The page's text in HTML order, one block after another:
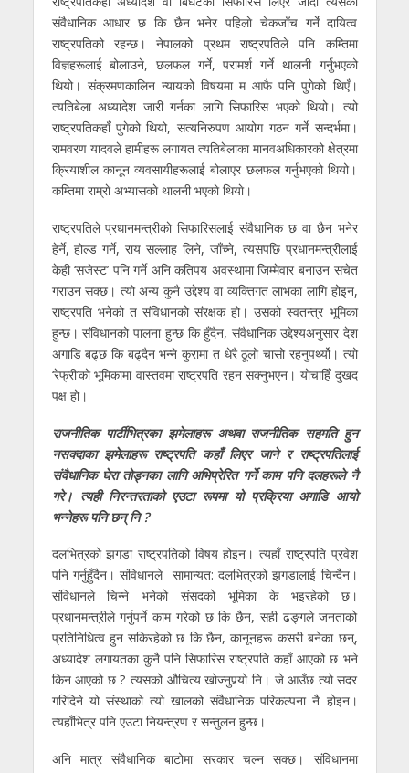
संवैधानिक आधार छ कि छैन भनेर पहिलाे चेकजाँच गर्ने दायित्व
राष्ट्रपतिको रहन्छ। नेपालको प्रथम राष्ट्रपतिले पनि कम्तिमा
विज्ञहरूलाई बोलाउने, छलफल गर्ने, परामर्श गर्ने थालनी गर्नुभएको
थियो। संक्रमणकालिन न्यायको विषयमा म आफै पनि पुगेको थिएँ।
त्यतिबेला अध्यादेश जारी गर्नका लागि सिफारिस भएको थियो। त्यो
राष्ट्रपतिकहाँ पुगेको थियो, सत्यनिरुपण आयोग गठन गर्ने सन्दर्भमा।
रामवरण यादवले हामीहरू लगायत त्यतिबेलाका मानवअधिकारको क्षेत्रमा
क्रियाशील कानून व्यवसायीहरूलाई बोलाएर छलफल गर्नुभएको थियो।
कम्तिमा राम्राे अभ्यासकाे थालनी भएकाे थियाे।
राष्ट्रपतिले प्रधानमन्त्रीकाे सिफारिसलाई संवैधानिक छ वा छैन भनेर
हेर्ने, होल्ड गर्ने, राय सल्लाह लिने, जाँच्ने, त्यसपछि प्रधानमन्त्रीलाई
केही ‘सजेस्ट’ पनि गर्ने अनि कतिपय अवस्थामा जिम्मेवार बनाउन सचेत
गराउन सक्छ। त्यो अन्य कुनै उद्देश्य वा व्यक्तिगत लाभका लागि होइन,
राष्ट्रपति भनेको त संविधानको संरक्षक हो। उसको स्वतन्त्र भूमिका
हुन्छ। संविधानको पालना हुन्छ कि हुँदैन, संवैधानिक उद्देश्यअनुसार देश
अगाडि बढ्छ कि बढ्दैन भन्ने कुरामा त धेरै ठूलो चासो रहनुपर्थ्यो। त्यो
‘रेफ्री’को भूमिकामा वास्तवमा राष्ट्रपति रहन सक्नुभएन। योचाहिँ दुखद
पक्ष हो।
राजनीतिक पार्टीभित्रका झमेलाहरू अथवा राजनीतिक सहमति हुन
नसक्दाका झमेलाहरू राष्ट्रपति कहाँ लिएर जाने र राष्ट्रपतिलाई
संवैधानिक घेरा तोड्नका लागि अभिप्रेरित गर्ने काम पनि दलहरूले नै
गरे। त्यही निरन्तरताको एउटा रूपमा यो प्रक्रिया अगाडि आयो
भन्नेहरू पनि छन् नि ?
दलभित्रको झगडा राष्ट्रपतिको विषय होइन। त्यहाँ राष्ट्रपति प्रवेश
पनि गर्नुहुँदैन। संविधानले सामान्यत: दलभित्रको झगडालाई चिन्दैन।
संविधानले चिन्ने भनेको संसदको भूमिका के भइरहेको छ।
प्रधानमन्त्रीले गर्नुपर्ने काम गरेको छ कि छैन, सही ढङ्गले जनताको
प्रतिनिधित्व हुन सकिरहेको छ कि छैन, कानूनहरू कसरी बनेका छन्,
अध्यादेश लगायतका कुनै पनि सिफारिस राष्ट्रपति कहाँ आएको छ भने
किन आएको छ ? त्यसको औचित्य खोज्नुपर्‍यो नि। जे आउँछ त्यो सदर
गरिदिने यो संस्थाको त्यो खालको संवैधानिक परिकल्पना नै होइन।
त्यहाँभित्र पनि एउटा नियन्त्रण र सन्तुलन हुन्छ।
अनि मात्र संवैधानिक बाटोमा सरकार चल्न सक्छ। संविधानमा